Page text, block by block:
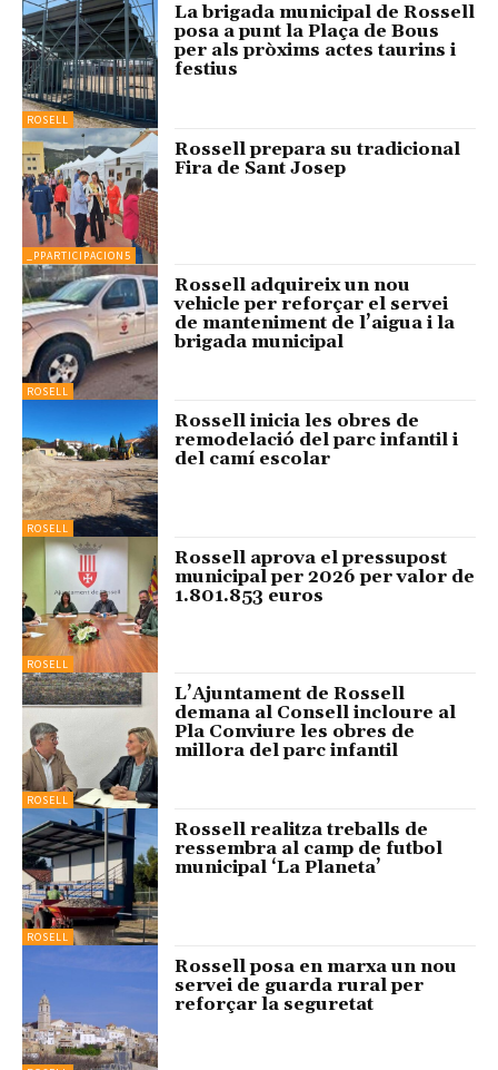
ROSELL
La brigada municipal de Rossell
posa a punt la Plaça de Bous
per als pròxims actes taurins i
festius
_PPARTICIPACION5
Rossell prepara su tradicional
Fira de Sant Josep
ROSELL
Rossell adquireix un nou
vehicle per reforçar el servei
de manteniment de l’aigua i la
brigada municipal
ROSELL
Rossell inicia les obres de
remodelació del parc infantil i
del camí escolar
ROSELL
Rossell aprova el pressupost
municipal per 2026 per valor de
1.801.853 euros
ROSELL
L’Ajuntament de Rossell
demana al Consell incloure al
Pla Conviure les obres de
millora del parc infantil
ROSELL
Rossell realitza treballs de
ressembra al camp de futbol
municipal ‘La Planeta’
Rossell posa en marxa un nou
servei de guarda rural per
reforçar la seguretat